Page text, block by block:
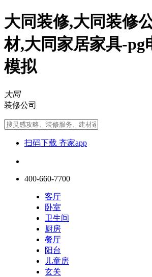
大同装修,大同装修
材,大同家居家具-pg
模拟
大同
装修公司
扫码下载 齐家app
400-660-7700
客厅
卧室
卫生间
厨房
餐厅
阳台
儿童房
玄关